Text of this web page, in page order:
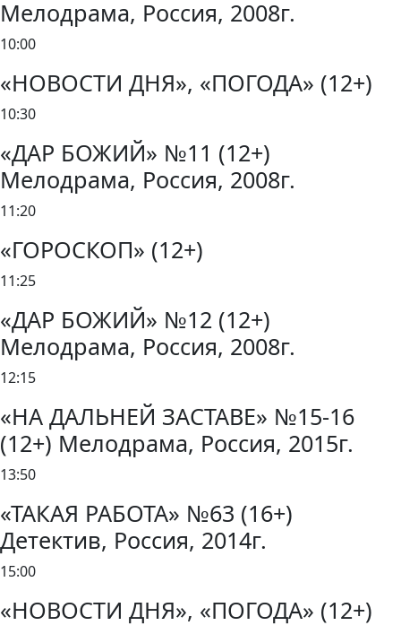
Мелодрама, Россия, 2008г.
10:00
«НОВОСТИ ДНЯ», «ПОГОДА» (12+)
10:30
«ДАР БОЖИЙ» №11 (12+)
Мелодрама, Россия, 2008г.
11:20
«ГОРОСКОП» (12+)
11:25
«ДАР БОЖИЙ» №12 (12+)
Мелодрама, Россия, 2008г.
12:15
«НА ДАЛЬНЕЙ ЗАСТАВЕ» №15-16
(12+) Мелодрама, Россия, 2015г.
13:50
«ТАКАЯ РАБОТА» №63 (16+)
Детектив, Россия, 2014г.
15:00
«НОВОСТИ ДНЯ», «ПОГОДА» (12+)